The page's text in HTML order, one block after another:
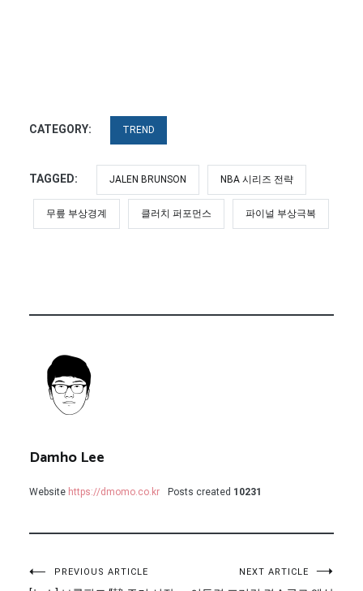
CATEGORY: TREND
TAGGED: JALEN BRUNSON NBA 시리즈 전략
무릎 부상경계 클러치 퍼포먼스 파이널 부상극복
Damho Lee
Website https://dmomo.co.kr Posts created 10231
글 PREVIOUS ARTICLE NEXT ARTICLE